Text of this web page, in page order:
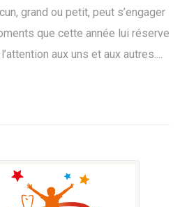
grand ou petit, peut s’engager
que cette année lui réserve
aux uns et aux autres....